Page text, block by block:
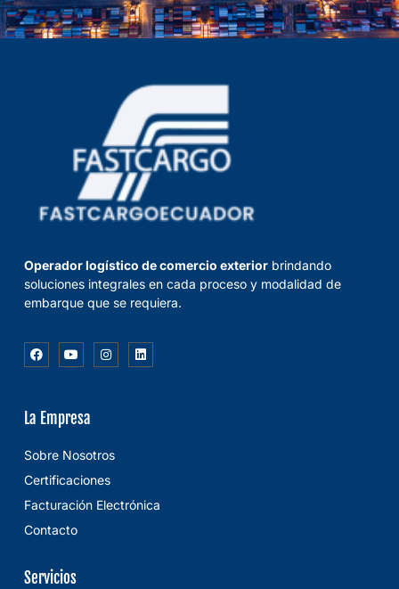
Operador logístico de comercio exterior brindando
soluciones integrales en cada proceso y modalidad de
embarque que se requiera.
La Empresa
Sobre Nosotros
Certificaciones
Facturación Electrónica
Contacto
Servicios